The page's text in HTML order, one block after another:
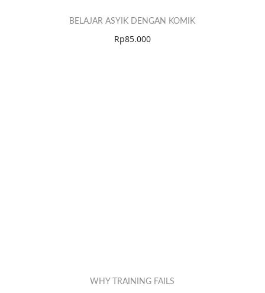
BELAJAR ASYIK DENGAN KOMIK
Rp85.000
WHY TRAINING FAILS